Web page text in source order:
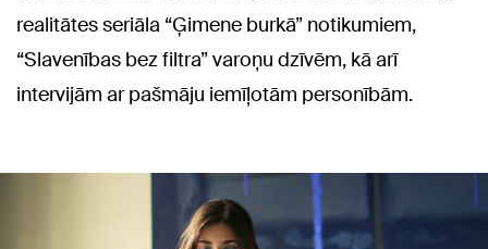
realitātes seriāla “Ģimene burkā” notikumiem,
“Slavenības bez filtra” varoņu dzīvēm, kā arī
intervijām ar pašmāju iemīļotām personībām.